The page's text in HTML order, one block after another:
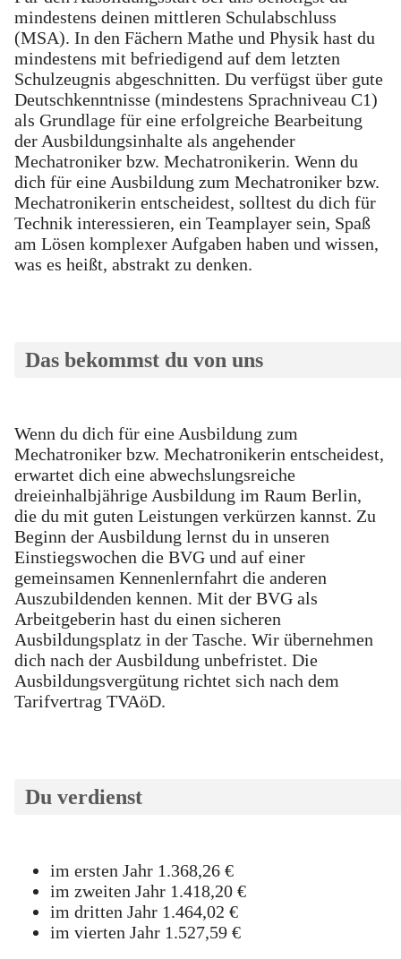
mindestens deinen mittleren Schulabschluss
(MSA). In den Fächern Mathe und Physik hast du
mindestens mit befriedigend auf dem letzten
Schulzeugnis abgeschnitten. Du verfügst über gute
Deutschkenntnisse (mindestens Sprachniveau C1)
als Grundlage für eine erfolgreiche Bearbeitung
der Ausbildungsinhalte als angehender
Mechatroniker bzw. Mechatronikerin. Wenn du
dich für eine Ausbildung zum Mechatroniker bzw.
Mechatronikerin entscheidest, solltest du dich für
Technik interessieren, ein Teamplayer sein, Spaß
am Lösen komplexer Aufgaben haben und wissen,
was es heißt, abstrakt zu denken.
Das bekommst du von uns
Wenn du dich für eine Ausbildung zum
Mechatroniker bzw. Mechatronikerin entscheidest,
erwartet dich eine abwechslungsreiche
dreieinhalbjährige Ausbildung im Raum Berlin,
die du mit guten Leistungen verkürzen kannst. Zu
Beginn der Ausbildung lernst du in unseren
Einstiegswochen die BVG und auf einer
gemeinsamen Kennenlernfahrt die anderen
Auszubildenden kennen. Mit der BVG als
Arbeitgeberin hast du einen sicheren
Ausbildungsplatz in der Tasche. Wir übernehmen
dich nach der Ausbildung unbefristet. Die
Ausbildungsvergütung richtet sich nach dem
Tarifvertrag TVAöD.
Du verdienst
im ersten Jahr 1.368,26 €
im zweiten Jahr 1.418,20 €
im dritten Jahr 1.464,02 €
im vierten Jahr 1.527,59 €